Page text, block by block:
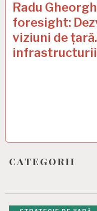
Radu
foresight:
viziuni de
infrastructurii
categorii